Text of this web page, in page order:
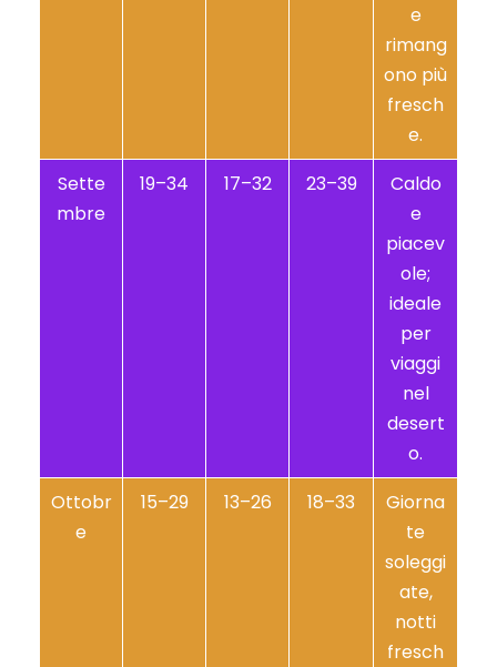
e
rimang
ono più
fresch
e.
Sette
mbre
19–34 17–32 23–39
Caldo
e
piacev
ole;
ideale
per
viaggi
nel
desert
o.
Ottobr
e
15–29 13–26 18–33
Giorna
te
soleggi
ate,
notti
fresch